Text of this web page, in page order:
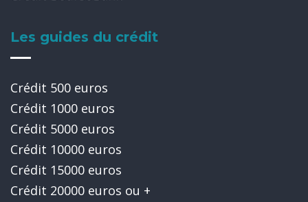
Les guides du crédit
Crédit 500 euros
Crédit 1000 euros
Crédit 5000 euros
Crédit 10000 euros
Crédit 15000 euros
Crédit 20000 euros ou +